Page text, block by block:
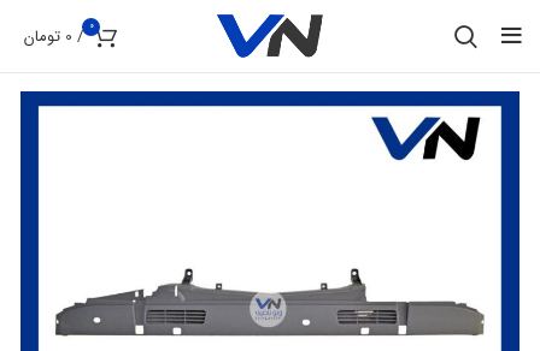
0
/
0 تومان